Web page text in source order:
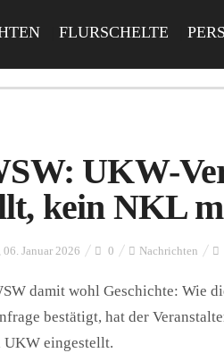
FLURSCHELTE
UKW-
kein NKL
06. Januar 2026 0 Nachrichten
damit wohl Geschichte: Wie
bestätigt, hat der
UKW eingestellt.